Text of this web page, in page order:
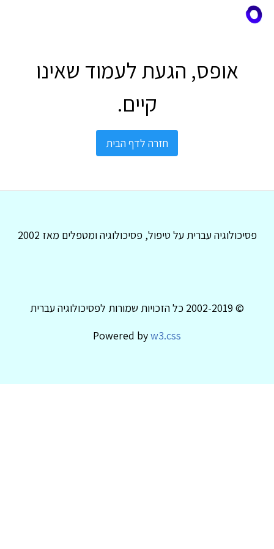
אופס, הגעת לעמוד שאינו
קיים.
חזרה לדף הבית
פסיכולוגיה עברית על טיפול, פסיכולוגיה ומטפלים מאז 2002
© 2002-2019 כל הזכויות שמורות לפסיכולוגיה עברית
Powered byw3.css